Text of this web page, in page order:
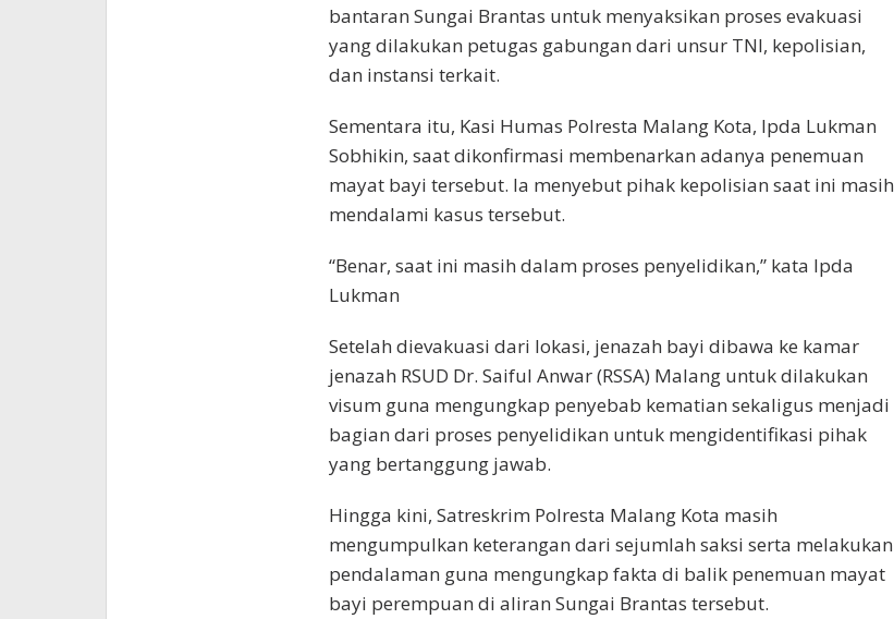
bantaran Sungai Brantas untuk menyaksikan proses evakuasi
yang dilakukan petugas gabungan dari unsur TNI, kepolisian,
dan instansi terkait.
Sementara itu, Kasi Humas Polresta Malang Kota, Ipda Lukman
Sobhikin, saat dikonfirmasi membenarkan adanya penemuan
mayat bayi tersebut. Ia menyebut pihak kepolisian saat ini masih
mendalami kasus tersebut.
“Benar, saat ini masih dalam proses penyelidikan,” kata Ipda
Lukman
Setelah dievakuasi dari lokasi, jenazah bayi dibawa ke kamar
jenazah RSUD Dr. Saiful Anwar (RSSA) Malang untuk dilakukan
visum guna mengungkap penyebab kematian sekaligus menjadi
bagian dari proses penyelidikan untuk mengidentifikasi pihak
yang bertanggung jawab.
Hingga kini, Satreskrim Polresta Malang Kota masih
mengumpulkan keterangan dari sejumlah saksi serta melakukan
pendalaman guna mengungkap fakta di balik penemuan mayat
bayi perempuan di aliran Sungai Brantas tersebut.